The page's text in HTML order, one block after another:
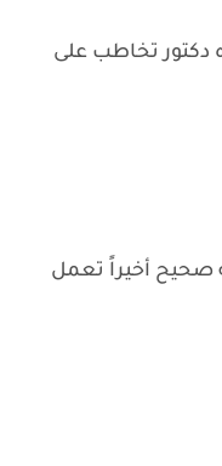
دكتور تخاطب على
صحيح أخيراً تعمل